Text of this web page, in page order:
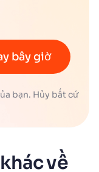
bây giờ
bạn. Hủy bất cứ
về